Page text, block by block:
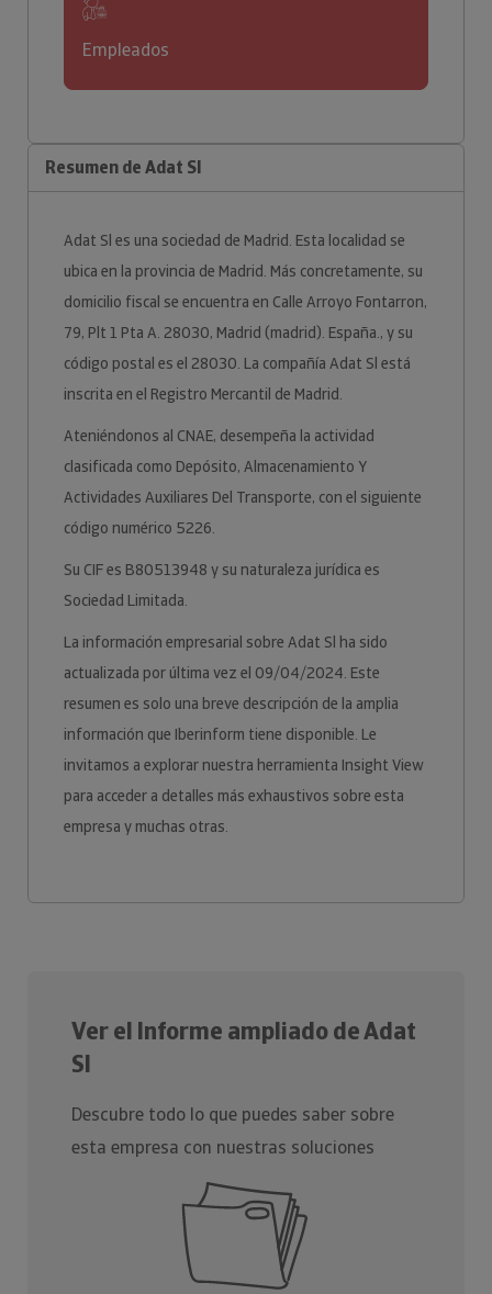
Empleados
Resumen de Adat Sl
Adat Sl es una sociedad de Madrid. Esta localidad se
ubica en la provincia de Madrid. Más concretamente, su
domicilio fiscal se encuentra en Calle Arroyo Fontarron,
79, Plt 1 Pta A. 28030, Madrid (madrid). España., y su
código postal es el 28030. La compañía Adat Sl está
inscrita en el Registro Mercantil de Madrid.
Ateniéndonos al CNAE, desempeña la actividad
clasificada como Depósito, Almacenamiento Y
Actividades Auxiliares Del Transporte, con el siguiente
código numérico 5226.
Su CIF es B80513948 y su naturaleza jurídica es
Sociedad Limitada.
La información empresarial sobre Adat Sl ha sido
actualizada por última vez el 09/04/2024. Este
resumen es solo una breve descripción de la amplia
información que Iberinform tiene disponible. Le
invitamos a explorar nuestra herramienta Insight View
para acceder a detalles más exhaustivos sobre esta
empresa y muchas otras.
Ver el Informe ampliado de Adat
Sl
Descubre todo lo que puedes saber sobre
esta empresa con nuestras soluciones